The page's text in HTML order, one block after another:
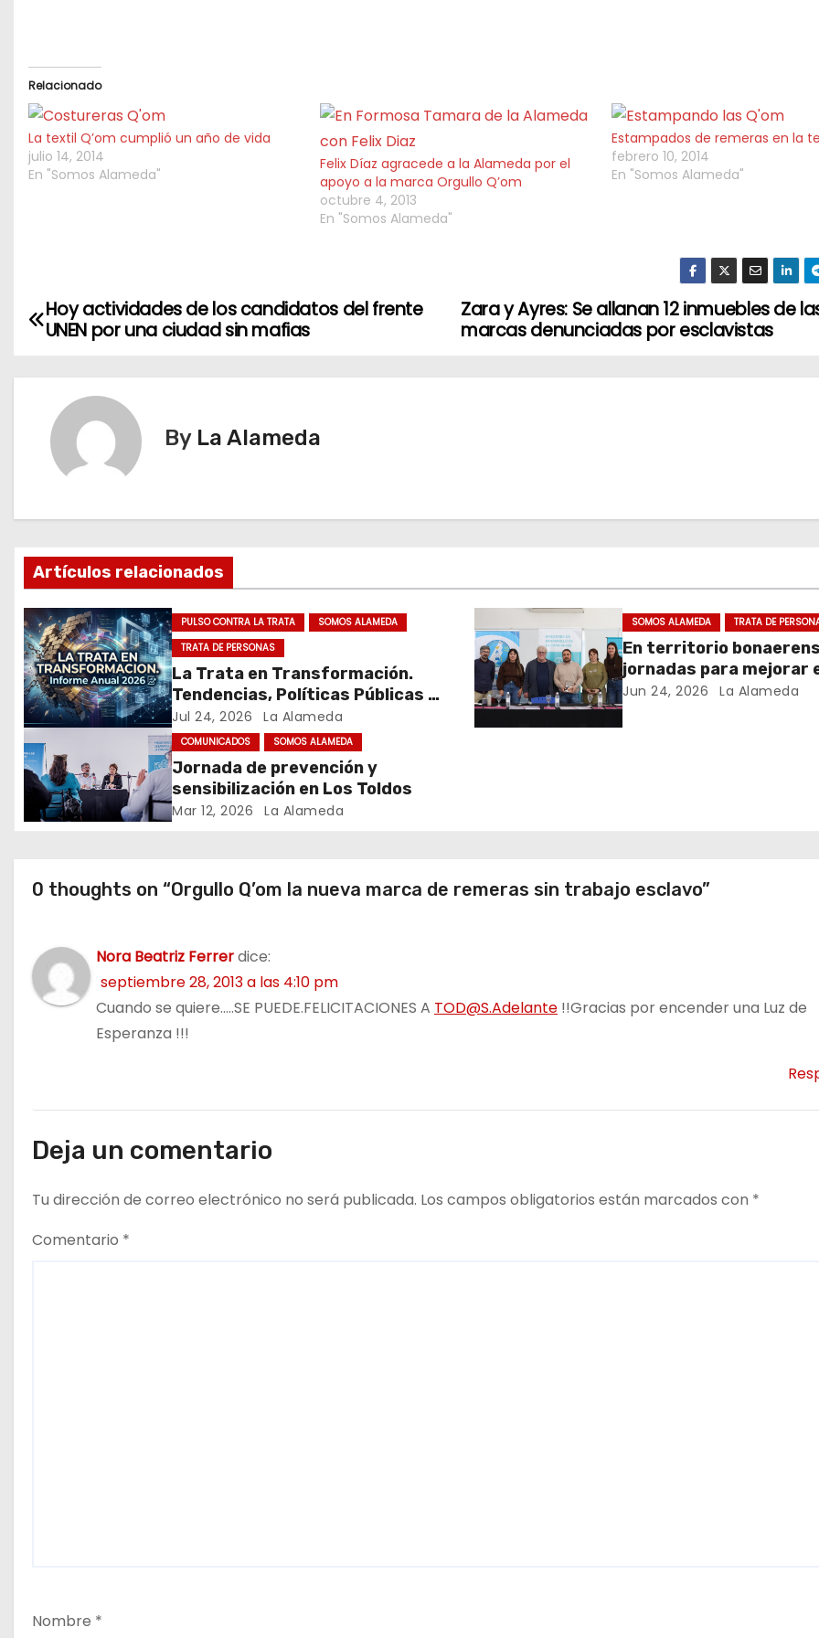
Relacionado
La textil Q’om cumplió un año de vida
julio 14, 2014
En "Somos Alameda"
Felix Díaz agracede a la Alameda por el
apoyo a la marca Orgullo Q’om
octubre 4, 2013
En "Somos Alameda"
Estampados de remeras en la
febrero 10, 2014
En "Somos Alameda"
N
c
i
ó
n
d
e
e
n
r
d
a
Zara y Ayres: Se allanan 12 inmuebles de
marcas denunciadas por esclavistas
Hoy actividades de los candidatos del frente
UNEN por una ciudad sin mafias
By La Alameda
Artículos relacionados
PULSO CONTRA LA TRATA
SOMOS ALAMEDA
TRATA DE PERSONAS
La Trata en Transformación.
Tendencias, Políticas Públicas y
Nuevos Desafíos. Argentina y el
Mundo – Julio 2026
Jul 24, 2026 La Alameda
SOMOS ALAMEDA TRATA DE
En territorio
jornadas para mejorar
cuidado en comunidad
Jun 24, 2026 La Alameda
COMUNICADOS SOMOS ALAMEDA
Jornada de prevención y
sensibilización en Los Toldos
Mar 12, 2026 La Alameda
0 thoughts on “Orgullo Q’om la nueva marca de remeras sin trabajo esclavo”
Nora Beatriz Ferrerdice:
septiembre 28, 2013 a las 4:10 pm
Cuando se quiere…..SE PUEDE.FELICITACIONES A TOD@S.Adelante !!Gracias por encender una Luz de
Esperanza !!!
Deja un comentario
Tu dirección de correo electrónico no será publicada. Los campos obligatorios están marcados con *
Comentario *
Nombre *